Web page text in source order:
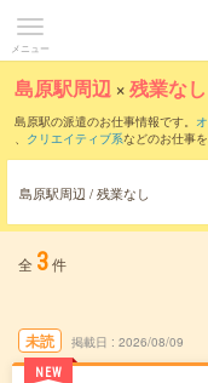
メニュー
島原駅周辺 ×残業なし
島原駅の派遣のお仕事情報です。
、 クリエイティブ系などのお仕事
島原駅周辺 / 残業なし
全 3件
未読
NEW
掲載日 2026/08/09